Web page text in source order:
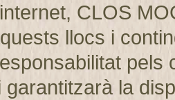
CLOS
llocs i
pels
garantitzarà la